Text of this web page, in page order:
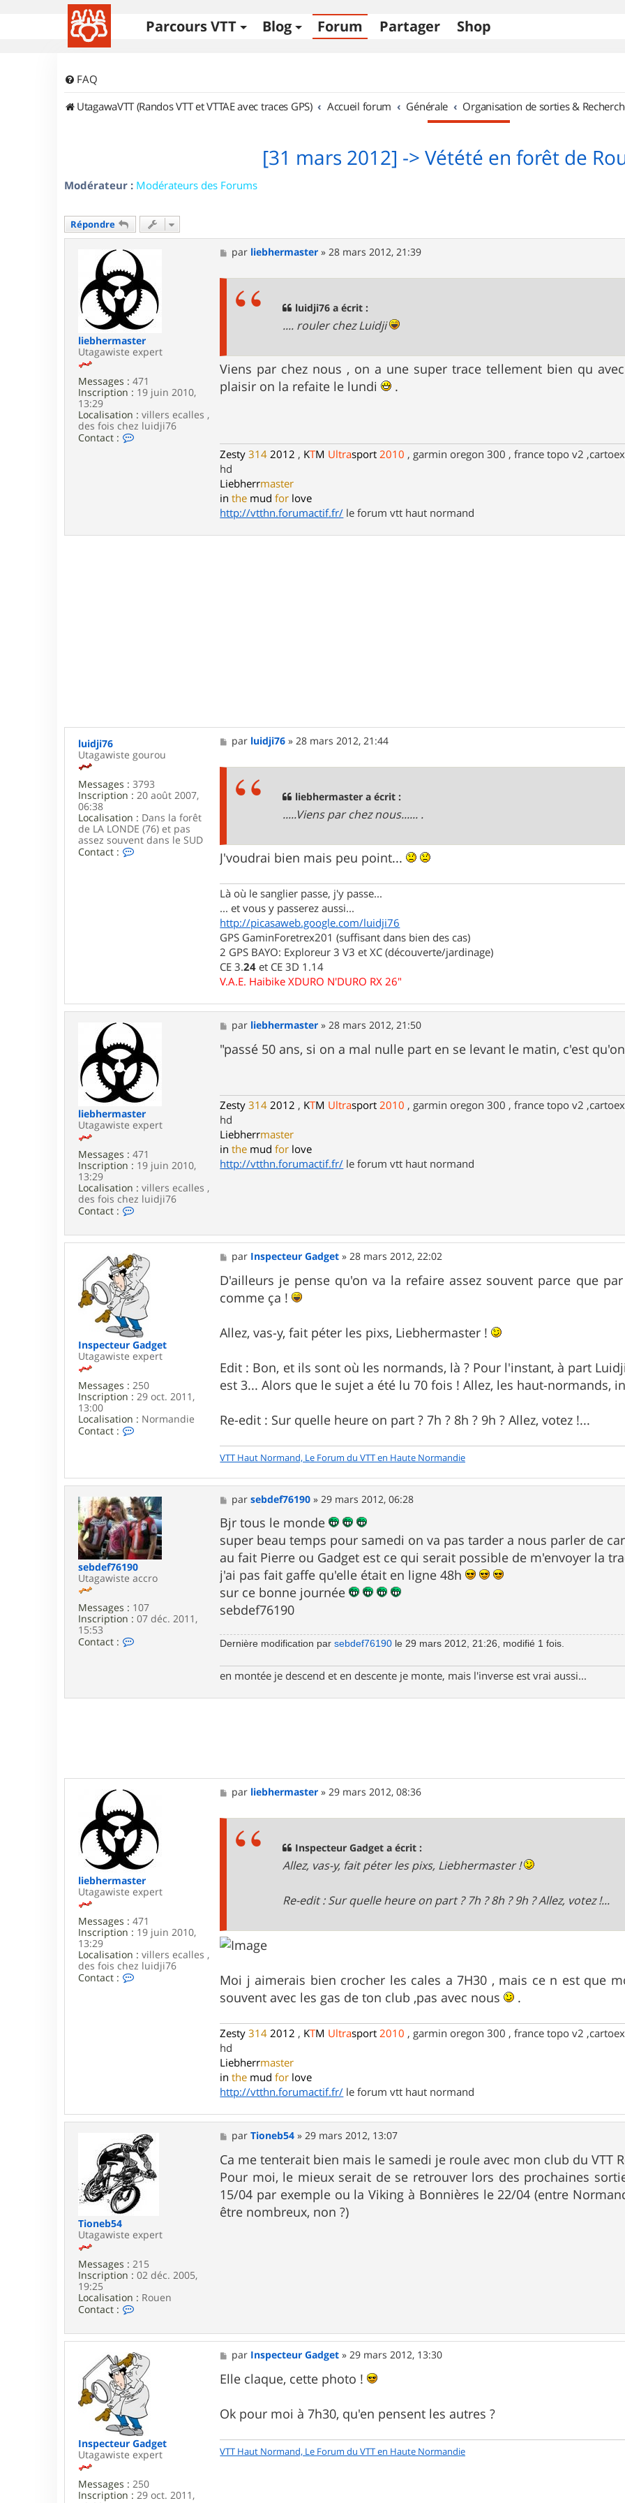
Parcours VTT Blog Forum Partager Shop
FAQ
UtagawaVTT (Randos VTT et VTTAE avec traces GPS)
Accueil forum Générale Organisation de sorties &
[31 mars 2012] -> Vétété en forêt de
Modérateur : Modérateurs des Forums
Répondre
liebhermaster
Utagawiste expert
Messages : 471
Inscription : 19 juin 2010,
13:29
Localisation : villers ecalles ,
des fois chez luidji76
Contact :
l
M
e
par liebhermaster »28 mars 2012, 21:39
luidji76 a écrit :
.... rouler chez Luidji
Viens par chez nous , on a une super trace tellement bien qu
plaisir on la refaite le lundi
.
Zesty 314 2012 , KTM Ultrasport 2010 , garmin oregon 300 , france topo v2
hd
Liebherrmaster
in the mud for love
http://vtthn.forumactif.fr/ le forum vtt haut normand
luidji76
Utagawiste gourou
Messages : 3793
Inscription : 20 août 2007,
06:38
Localisation : Dans la forêt
de LA LONDE (76) et pas
assez souvent dans le SUD
Contact :
i
6
M
e
par luidji76 » 28 mars 2012, 21:44
liebhermaster a écrit :
.....Viens par chez nous...... .
J'voudrai bien mais peu point...
Là où le sanglier passe, j'y passe...
... et vous y passerez aussi...
http://picasaweb.google.com/luidji76
GPS GaminForetrex201 (suffisant dans bien des cas)
2 GPS BAYO: Exploreur 3 V3 et XC (découverte/jardinage)
CE 3.24 et CE 3D 1.14
V.A.E. Haibike XDURO N'DURO RX 26"
liebhermaster
Utagawiste expert
Messages : 471
Inscription : 19 juin 2010,
13:29
Localisation : villers ecalles ,
des fois chez luidji76
Contact :
t
a
c
t
e
r
i
e
b
h
m
a
t
M
e
s
s
par liebhermaster »28 mars 2012, 21:50
"passé 50 ans, si on a mal nulle part en se levant le matin, c'est
Zesty 314 2012 , KTM Ultrasport 2010 , garmin oregon 300 , france topo v2
hd
Liebherrmaster
in the mud for love
http://vtthn.forumactif.fr/ le forum vtt haut normand
Inspecteur Gadget
Utagawiste expert
Messages : 250
Inscription : 29 oct. 2011,
13:00
Localisation : Normandie
Contact :
c
t
e
r
I
n
s
p
e
c
e
u
t
M
e
s
s
a
par Inspecteur Gadget »28 mars 2012, 22:02
D'ailleurs je pense qu'on va la refaire assez souvent parce que
comme ça !
Allez, vas-y, fait péter les pixs, Liebhermaster !
Edit : Bon, et ils sont où les normands, là ? Pour l'instant, à part
est 3... Alors que le sujet a été lu 70 fois ! Allez, les haut-normands,
Re-edit : Sur quelle heure on part ? 7h ? 8h ? 9h ? Allez, votez !...
VTT Haut Normand, Le Forum du VTT en Haute Normandie
sebdef76190
Utagawiste accro
Messages : 107
Inscription : 07 déc. 2011,
15:53
Contact :
c
f
7
6
1
9
0
M
e
s
s
a
g
e
parsebdef76190 » 29 mars 2012, 06:28
Bjr tous le monde
super beau temps pour samedi on va pas tarder a nous parler de
au fait Pierre ou Gadget est ce qui serait possible de m'envoyer la
j'ai pas fait gaffe qu'elle était en ligne 48h
sur ce bonne journée
sebdef76190
Dernière modification parsebdef76190 le 29 mars 2012, 21:26, modifié 1 fois.
en montée je descend et en descente je monte, mais l'inverse est vrai aussi...
liebhermaster
Utagawiste expert
Messages : 471
Inscription : 19 juin 2010,
13:29
Localisation : villers ecalles ,
des fois chez luidji76
Contact :
h
e
r
m
a
s
t
e
M
e
par liebhermaster »29 mars 2012, 08:36
Inspecteur Gadget a écrit :
Allez, vas-y, fait péter les pixs, Liebhermaster !
Re-edit : Sur quelle heure on part ? 7h ? 8h ? 9h ? Allez, votez !...
Moi j aimerais bien crocher les cales a 7H30 , mais ce n est que
souvent avec les gas de ton club ,pas avec nous
.
Zesty 314 2012 , KTM Ultrasport 2010 , garmin oregon 300 , france topo v2
hd
Liebherrmaster
in the mud for love
http://vtthn.forumactif.fr/ le forum vtt haut normand
Tioneb54
Utagawiste expert
Messages : 215
Inscription : 02 déc. 2005,
19:25
Localisation : Rouen
Contact :
t
a
c
t
e
r
T
i
o
n
e
4
M
e
s
s
a
g
e
parTioneb54 »29 mars 2012, 13:07
Ca me tenterait bien mais le samedi je roule avec mon club du VTT
Pour moi, le mieux serait de se retrouver lors des prochaines
15/04 par exemple ou la Viking à Bonnières le 22/04 (entre
être nombreux, non ?)
Inspecteur Gadget
Utagawiste expert
Messages : 250
Inscription : 29 oct. 2011,
M
e
s
s
g
e
par Inspecteur Gadget »29 mars 2012, 13:30
Elle claque, cette photo !
Ok pour moi à 7h30, qu'en pensent les autres ?
VTT Haut Normand, Le Forum du VTT en Haute Normandie